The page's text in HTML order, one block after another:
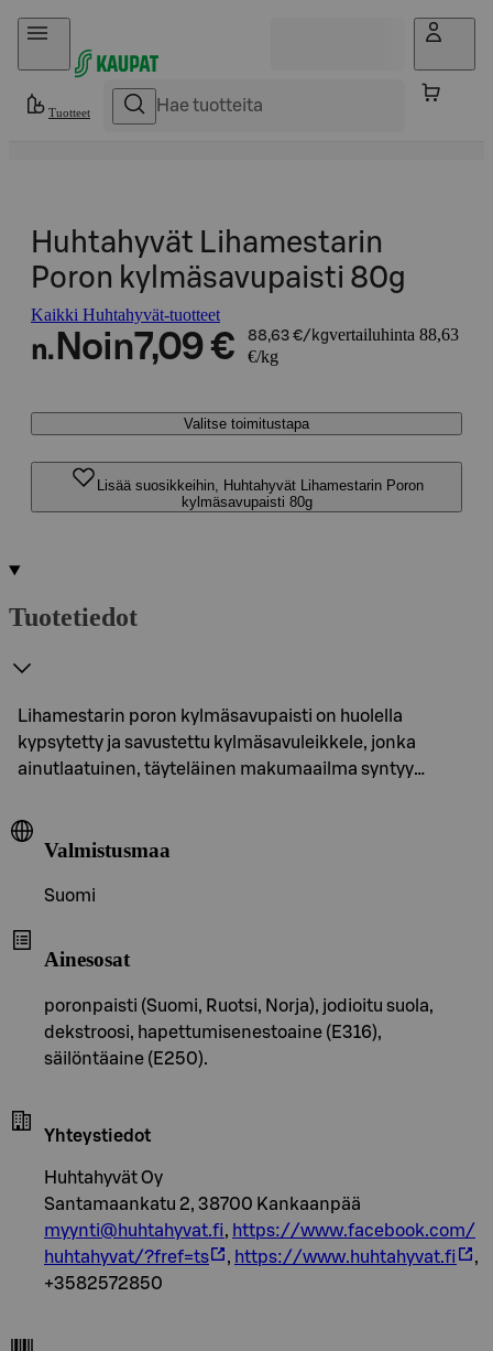
Hyppää sisältöön
Tuotteet
Huhtahyvät Lihamestarin
Poron kylmäsavupaisti 80g
Kaikki Huhtahyvät-tuotteet
n. Noin7,09 € 88,63 €/kgvertailuhinta 88,63
€/kg
Valitse toimitustapa
Lisää suosikkeihin, Huhtahyvät Lihamestarin Poron
kylmäsavupaisti 80g
Tuotetiedot
Lihamestarin poron kylmäsavupaisti on huolella
kypsytetty ja savustettu kylmäsavuleikkele, jonka
ainutlaatuinen, täyteläinen makumaailma syntyy…
Valmistusmaa
Suomi
Ainesosat
poronpaisti (Suomi, Ruotsi, Norja), jodioitu suola,
dekstroosi, hapettumisenestoaine (E316),
säilöntäaine (E250).
Yhteystiedot
Huhtahyvät Oy
Santamaankatu 2, 38700 Kankaanpää
myynti@huhtahyvat.fi, https://www.facebook.com/
huhtahyvat/?fref=ts
, https://www.huhtahyvat.fi
,
+3582572850